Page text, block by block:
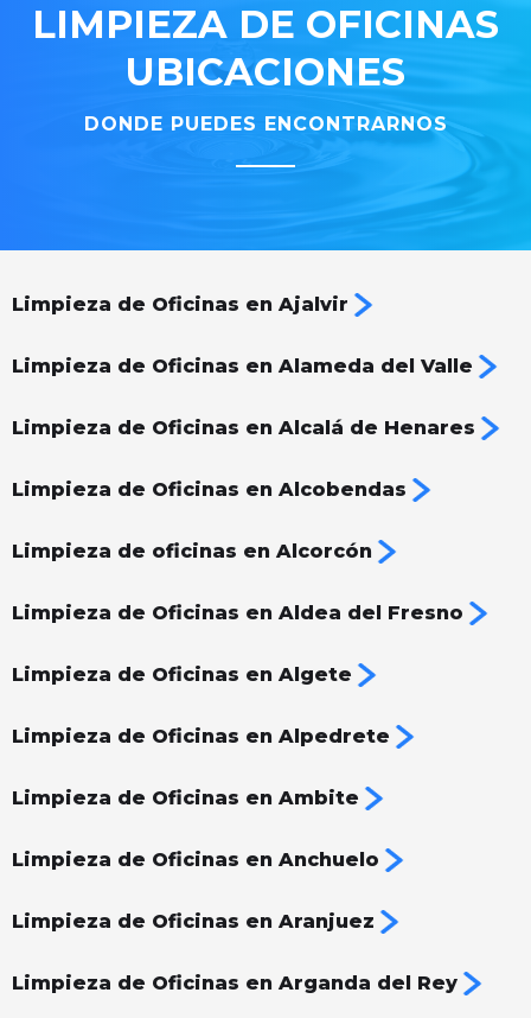
LIMPIEZA DE OFICINAS
UBICACIONES
DONDE PUEDES ENCONTRARNOS
Limpieza de Oficinas en Ajalvir
Limpieza de Oficinas en Alameda del Valle
Limpieza de Oficinas en Alcalá de Henares
Limpieza de Oficinas en Alcobendas
Limpieza de oficinas en Alcorcón
Limpieza de Oficinas en Aldea del Fresno
Limpieza de Oficinas en Algete
Limpieza de Oficinas en Alpedrete
Limpieza de Oficinas en Ambite
Limpieza de Oficinas en Anchuelo
Limpieza de Oficinas en Aranjuez
Limpieza de Oficinas en Arganda del Rey